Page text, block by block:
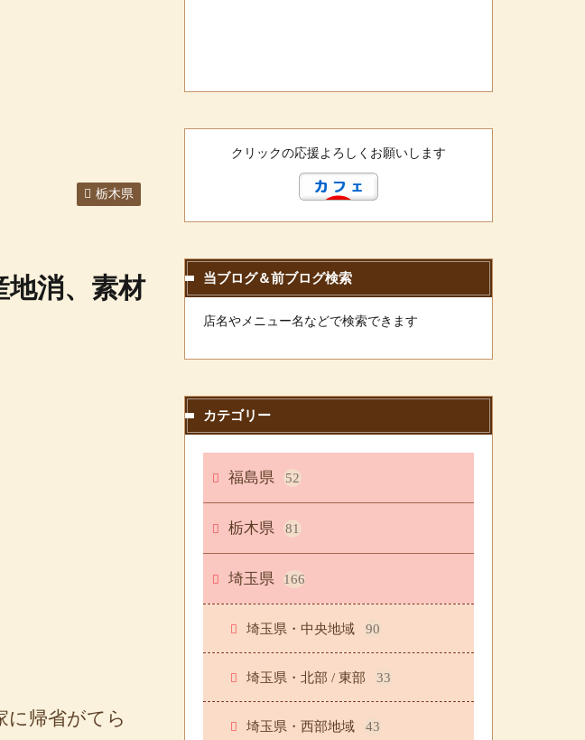
消、素材
栃木県
に帰省がてら
クリックの応援よろしくお願いします
当ブログ＆前ブログ検索
店名やメニュー名などで検索できます
カテゴリー
福島県 52
栃木県 81
埼玉県 166
埼玉県・中央地域 90
埼玉県・北部 / 東部 33
埼玉県・西部地域 43